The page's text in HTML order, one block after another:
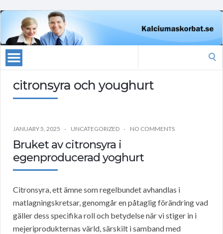
citronsyra och youghurt
JANUARY 5, 2025 UNCATEGORIZED NO COMMENTS
Bruket av citronsyra i
egenproducerad yoghurt
Citronsyra, ett ämne som regelbundet avhandlas i
matlagningskretsar, genomgår en påtaglig förändring vad
gäller dess specifika roll och betydelse när vi stiger in i
mejeriprodukternas värld, särskilt i samband med